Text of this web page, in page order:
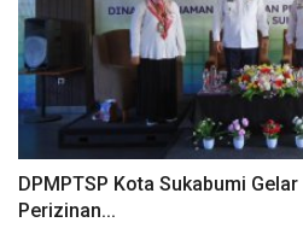
DPMPTSP Kota Sukabumi
Perizinan...